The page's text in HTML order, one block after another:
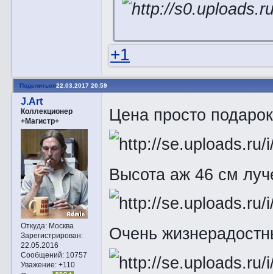
+1
Поделиться22.03.2017 20:59
J.Art
Коллекционер
+Магистр+
Откуда:Москва
Зарегистрирован:
22.05.2016
Сообщений:10757
Уважение: +110
Цена просто
Высота аж 46 см
Очень